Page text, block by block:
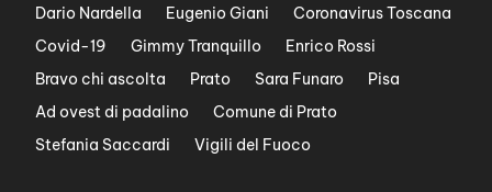
Dario Nardella
Eugenio Giani
Coronavirus Toscana
Covid-19
Gimmy Tranquillo
Enrico Rossi
Bravo chi ascolta
Prato Sara Funaro
Pisa
Ad ovest di padalino
Comune di Prato
Stefania Saccardi
Vigili del Fuoco